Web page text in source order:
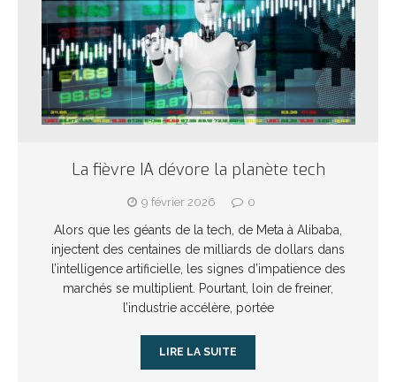
La fièvre IA dévore la planète tech
9 février 2026 0
Alors que les géants de la tech, de Meta à Alibaba,
injectent des centaines de milliards de dollars dans
l’intelligence artificielle, les signes d’impatience des
marchés se multiplient. Pourtant, loin de freiner,
l’industrie accélère, portée
LIRE LA SUITE